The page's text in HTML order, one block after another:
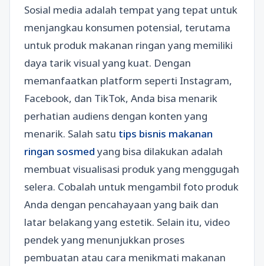
Sosial media adalah tempat yang tepat untuk
menjangkau konsumen potensial, terutama
untuk produk makanan ringan yang memiliki
daya tarik visual yang kuat. Dengan
memanfaatkan platform seperti Instagram,
Facebook, dan TikTok, Anda bisa menarik
perhatian audiens dengan konten yang
menarik. Salah satu tips bisnis makanan
ringan sosmed yang bisa dilakukan adalah
membuat visualisasi produk yang menggugah
selera. Cobalah untuk mengambil foto produk
Anda dengan pencahayaan yang baik dan
latar belakang yang estetik. Selain itu, video
pendek yang menunjukkan proses
pembuatan atau cara menikmati makanan